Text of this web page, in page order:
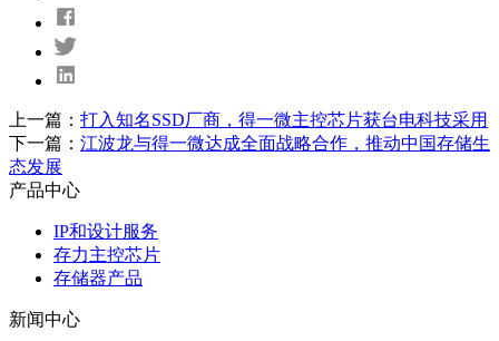
上一篇： 打入知名SSD厂商，得一微主控芯片获台电科技采用
下一篇： 江波龙与得一微达成全面战略合作，推动中国存储生
态发展
产品中心
IP和设计服务
存力主控芯片
存储器产品
新闻中心